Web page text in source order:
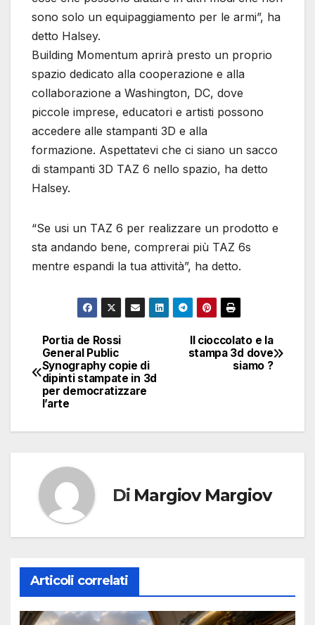
sono solo un equipaggiamento per le armi”, ha
detto Halsey.
Building Momentum aprirà presto un proprio
spazio dedicato alla cooperazione e alla
collaborazione a Washington, DC, dove
piccole imprese, educatori e artisti possono
accedere alle stampanti 3D e alla
formazione. Aspettatevi che ci siano un sacco
di stampanti 3D TAZ 6 nello spazio, ha detto
Halsey.
“Se usi un TAZ 6 per realizzare un prodotto e
sta andando bene, comprerai più TAZ 6s
mentre espandi la tua attività”, ha detto.
Navigazione
articoli
Il cioccolato e la
stampa 3d dove
siamo ?
Portia de Rossi
General Public
Synography copie di
dipinti stampate in 3d
per democratizzare
l’arte
Di Margiov Margiov
Articoli correlati